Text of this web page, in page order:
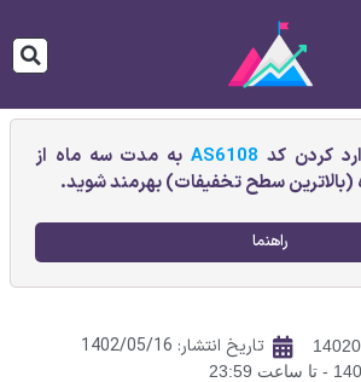
کردن کد AS6108به مدت سه ماه از
(بالاترین سطح تخفیفات) بهرمند شوید.
راهنما
تاریخ انتشار: 1402/05/16